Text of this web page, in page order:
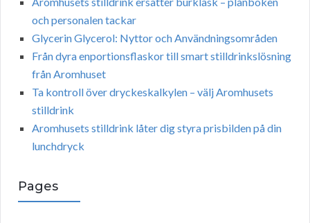
och personalen tackar
Glycerin Glycerol: Nyttor och Användningsområden
Från dyra enportionsflaskor till smart stilldrinkslösning
från Aromhuset
Ta kontroll över dryckeskalkylen – välj Aromhusets
stilldrink
Aromhusets stilldrink låter dig styra prisbilden på din
lunchdryck
Pages